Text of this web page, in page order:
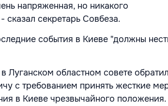
напряженная, но никакого
сказал секретарь Совбеза.
события в Киеве "должны
областном совете
с требованием принять жесткие
в Киеве чрезвычайного